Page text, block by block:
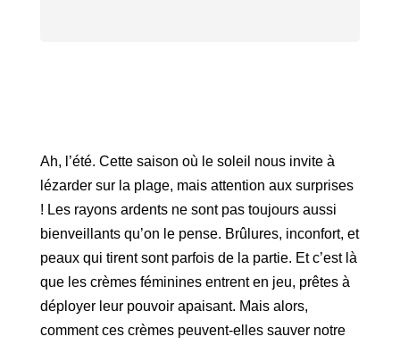
Ah, l’été. Cette saison où le soleil nous invite à
lézarder sur la plage, mais attention aux surprises
! Les rayons ardents ne sont pas toujours aussi
bienveillants qu’on le pense. Brûlures, inconfort, et
peaux qui tirent sont parfois de la partie. Et c’est là
que les crèmes féminines entrent en jeu, prêtes à
déployer leur pouvoir apaisant. Mais alors,
comment ces crèmes peuvent-elles sauver notre